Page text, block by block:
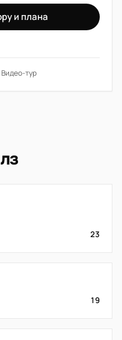
и плана
Видео-тур
23
19